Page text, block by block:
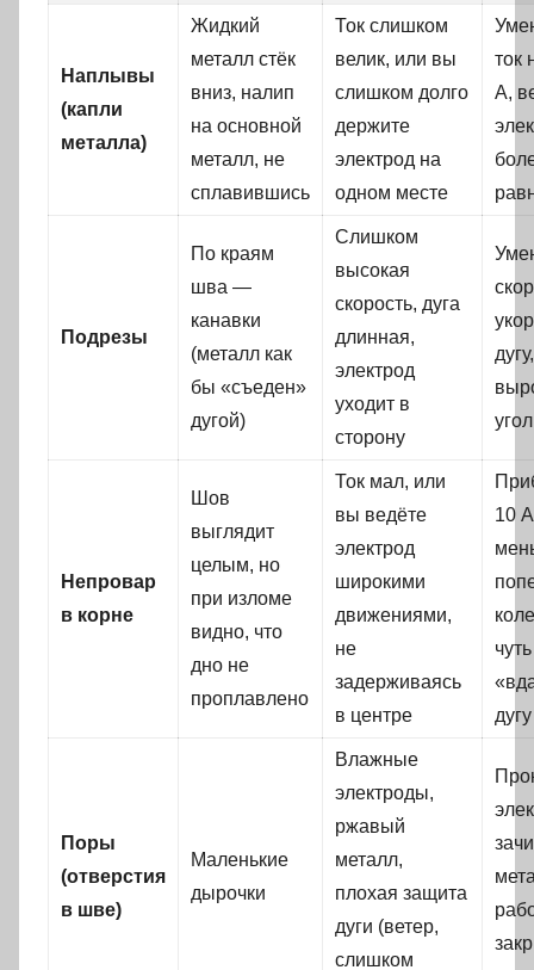
Наплывы
(капли
металла)
Жидкий
металл стёк
вниз, налип
на основной
металл, не
сплавившись
Ток слишком
велик, или вы
слишком долго
держите
электрод на
одном месте
ток
А,
Подрезы
По краям
шва —
канавки
(металл как
бы «съеден»
дугой)
Слишком
высокая
скорость, дуга
длинная,
электрод
уходит в
сторону
дугу,
Непровар
в корне
Шов
выглядит
целым, но
при изломе
видно, что
дно не
проплавлено
Ток мал, или
вы ведёте
электрод
широкими
движениями,
не
задерживаясь
в центре
10
дугу
Поры
(отверстия
в шве)
Маленькие
дырочки
Влажные
электроды,
ржавый
металл,
плохая защита
дуги (ветер,
слишком